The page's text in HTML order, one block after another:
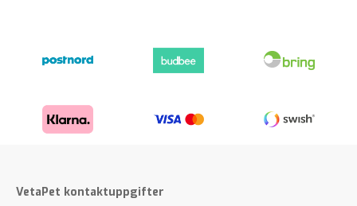
VetaPet kontaktuppgifter